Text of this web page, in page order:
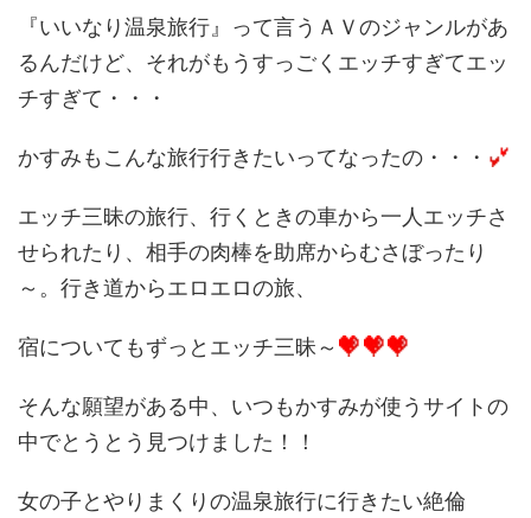
『いいなり温泉旅行』って言うＡＶのジャンルがあ
るんだけど、それがもうすっごくエッチすぎてエッ
チすぎて・・・
かすみもこんな旅行行きたいってなったの・・・
エッチ三昧の旅行、行くときの車から一人エッチさ
せられたり、相手の肉棒を助席からむさぼったり
～。行き道からエロエロの旅、
宿についてもずっとエッチ三昧～
そんな願望がある中、いつもかすみが使うサイトの
中でとうとう見つけました！！
女の子とやりまくりの温泉旅行に行きたい絶倫